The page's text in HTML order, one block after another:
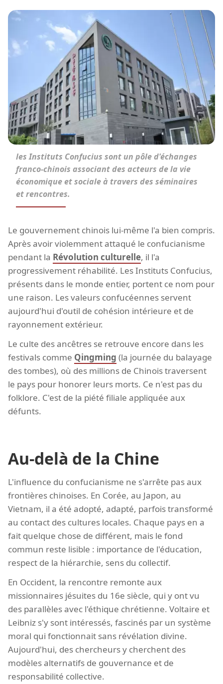
les Instituts Confucius sont un pôle d'échanges
franco-chinois associant des acteurs de la vie
économique et sociale à travers des séminaires
et rencontres.
Le gouvernement chinois lui-même l'a bien compris.
Après avoir violemment attaqué le confucianisme
pendant la Révolution culturelle, il l'a
progressivement réhabilité. Les Instituts Confucius,
présents dans le monde entier, portent ce nom pour
une raison. Les valeurs confucéennes servent
aujourd'hui d'outil de cohésion intérieure et de
rayonnement extérieur.
Le culte des ancêtres se retrouve encore dans les
festivals comme Qingming (la journée du balayage
des tombes), où des millions de Chinois traversent
le pays pour honorer leurs morts. Ce n'est pas du
folklore. C'est de la piété filiale appliquée aux
défunts.
Au-delà de la Chine
L'influence du confucianisme ne s'arrête pas aux
frontières chinoises. En Corée, au Japon, au
Vietnam, il a été adopté, adapté, parfois transformé
au contact des cultures locales. Chaque pays en a
fait quelque chose de différent, mais le fond
commun reste lisible : importance de l'éducation,
respect de la hiérarchie, sens du collectif.
En Occident, la rencontre remonte aux
missionnaires jésuites du 16e siècle, qui y ont vu
des parallèles avec l'éthique chrétienne. Voltaire et
Leibniz s'y sont intéressés, fascinés par un système
moral qui fonctionnait sans révélation divine.
Aujourd'hui, des chercheurs y cherchent des
modèles alternatifs de gouvernance et de
responsabilité collective.